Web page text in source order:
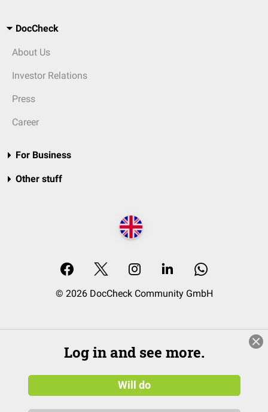
DocCheck
About Us
Investor Relations
Press
Career
For Business
Other stuff
© 2026 DocCheck Community GmbH
Log in and see more.
Will do